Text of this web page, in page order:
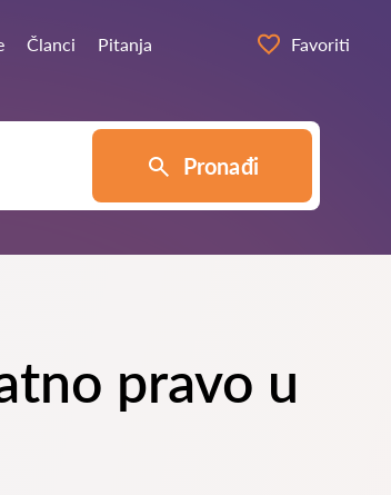
Članci Pitanja Favoriti
Pronađi
pravo u